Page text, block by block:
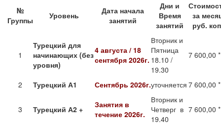
№
Группы
Уровень
Дата начала
занятий
Дни и
Время
занятий
за
руб.
1
Турецкий для
начинающих (без
уровня)
4 августа / 18
сентября 2026г.
Вторник и
Пятница
18.10 /
19.30
7 600,00 *
2 Турецкий А1 Сентябрь 2026г.уточняется 7 600,00 *
3 Турецкий А2 +
Занятия в
течение 2026г.
Вторник и
Четверг в
19.40
7 600,00 *